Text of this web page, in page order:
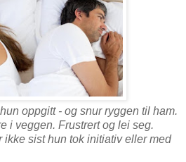
oppgitt - og snur ryggen til ham.
i veggen. Frustrert og lei seg.
ikke sist hun tok initiativ eller med